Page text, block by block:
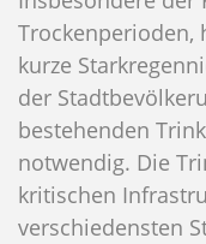
Trockenperioden,
kurze
der
bestehenden
notwendig. Die
kritischen
verschiedensten